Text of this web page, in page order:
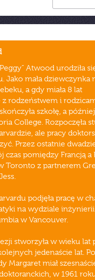
Atwood urodziła
Jako mała dziewczynka
a gdy miała 8 lat
z rodzeństwem i
szkołę, a później
College. Rozpoczęła
ale pracy
Przez ostatnie
czas pomiędzy Francją a
Toronto z partnerem
podjęła pracę w
na wydziale inżynierii
w Vancouver.
stworzyła w wieku lat
jedenaście lat.
Margaret miał
w 1961